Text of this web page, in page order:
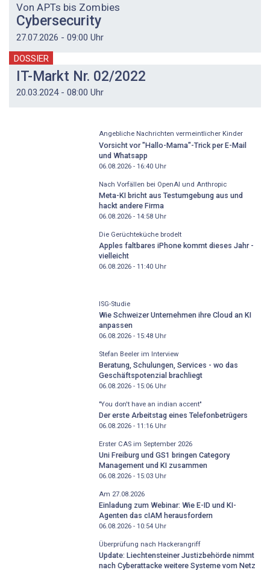
Von APTs bis Zombies
Cybersecurity
27.07.2026 - 09:00 Uhr
DOSSIER
IT-Markt Nr. 02/2022
20.03.2024 - 08:00 Uhr
Angebliche Nachrichten vermeintlicher Kinder
Vorsicht vor "Hallo-Mama"-Trick per E-Mail
und Whatsapp
06.08.2026 - 16:40Uhr
Nach Vorfällen bei OpenAI und Anthropic
Meta-KI bricht aus Testumgebung aus und
hackt andere Firma
06.08.2026 - 14:58Uhr
Die Gerüchteküche brodelt
Apples faltbares iPhone kommt dieses Jahr -
vielleicht
06.08.2026 - 11:40Uhr
ISG-Studie
Wie Schweizer Unternehmen ihre Cloud an KI
anpassen
06.08.2026 - 15:48Uhr
Stefan Beeler im Interview
Beratung, Schulungen, Services - wo das
Geschäftspotenzial brachliegt
06.08.2026 - 15:06Uhr
"You don't have an indian accent"
Der erste Arbeitstag eines Telefonbetrügers
06.08.2026 - 11:16Uhr
Erster CAS im September 2026
Uni Freiburg und GS1 bringen Category
Management und KI zusammen
06.08.2026 - 15:03Uhr
Am 27.08.2026
Einladung zum Webinar: Wie E-ID und KI-
Agenten das cIAM herausfordern
06.08.2026 - 10:54Uhr
Überprüfung nach Hackerangriff
Update: Liechtensteiner Justizbehörde nimmt
nach Cyberattacke weitere Systeme vom Netz